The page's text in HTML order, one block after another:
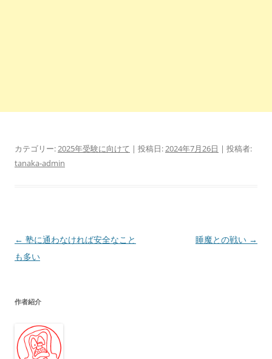
カテゴリー:2025年受験に向けて | 投稿日:2024年7月26日 | 投稿者:
tanaka-admin
投
稿
ゲ
シ
← 塾に通わなければ安全なこと
も多い
睡魔との戦い →
作者紹介